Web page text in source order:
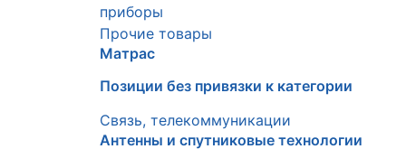
приборы
Прочие товары
Матрас
Позиции без привязки к категории
Связь, телекоммуникации
Антенны и спутниковые технологии